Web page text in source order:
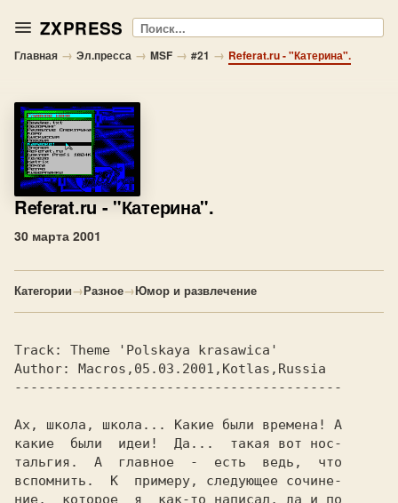
ZXPRESS Поиск
Главная → Эл.пресса → MSF → #21 → Referat.ru - "Катерина".
Referat.ru - "Катерина".
30 марта 2001
Категории→Разное→Юмор и развлечение
Track: Theme 'Polskaya krasawica'
Author: Macros,05.03.2001,Kotlas,Russia
Ах, школа, школа... Какие были времена! А
какие  были  идеи!  Да...  такая вот нос-
тальгия.  А  главное  -  есть  ведь,  что
вспомнить.  К  примеру, следующее сочине-
ние,  которое  я  как-то написал, да и по